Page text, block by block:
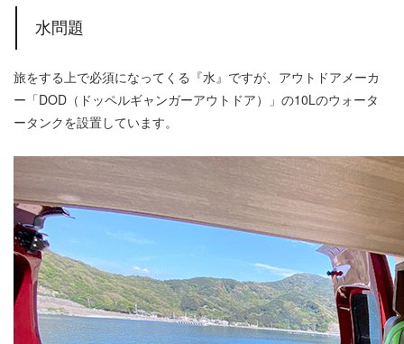
水問題
旅をする上で必須になってくる『水』ですが、アウトドアメーカ
ー「DOD（ドッペルギャンガーアウトドア）」の10Lのウォータ
ータンクを設置しています。